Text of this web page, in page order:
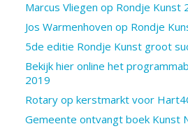
Marcus Vliegen op Rondje Kunst
Jos Warmenhoven op Rondje
5de editie Rondje Kunst groot
Bekijk hier online het
2019
Rotary op kerstmarkt voor
Gemeente ontvangt boek Kunst